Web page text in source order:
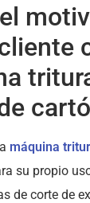
máquina
su propio
de corte de